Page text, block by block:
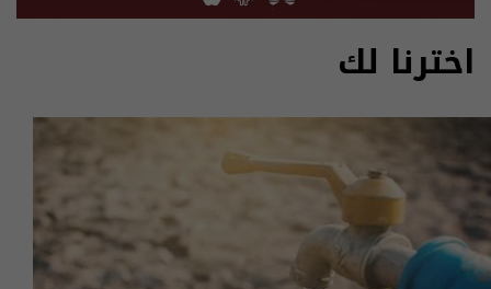
اخترنا لك